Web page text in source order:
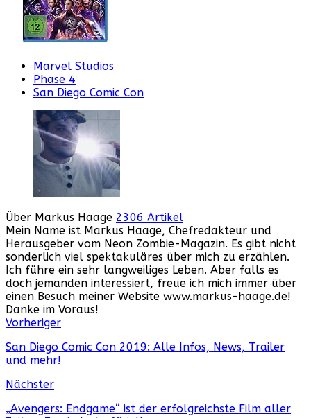
Marvel Studios
Phase 4
San Diego Comic Con
Über Markus Haage 2306 Artikel
Mein Name ist Markus Haage, Chefredakteur und
Herausgeber vom Neon Zombie-Magazin. Es gibt nicht
sonderlich viel spektakuläres über mich zu erzählen.
Ich führe ein sehr langweiliges Leben. Aber falls es
doch jemanden interessiert, freue ich mich immer über
einen Besuch meiner Website www.markus-haage.de!
Danke im Voraus!
Webseite
Facebook
Instagram
YouTube
Vorheriger
San Diego Comic Con 2019: Alle Infos, News, Trailer
und mehr!
Nächster
„Avengers: Endgame“ ist der erfolgreichste Film aller